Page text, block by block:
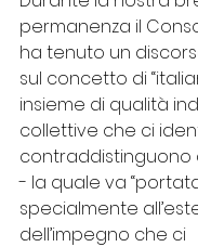
permanenza il
ha tenuto un
sul concetto di
insieme di qualità
collettive che ci
contraddistinguono
- la quale va
specialmente
dell’impegno che ci